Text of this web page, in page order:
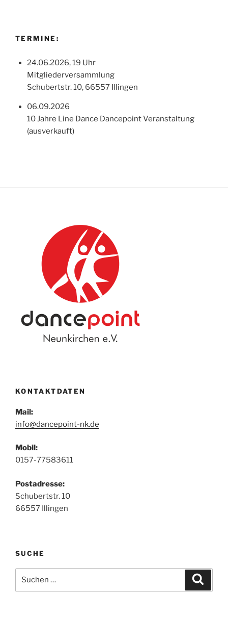
TERMINE:
24.06.2026, 19 Uhr
Mitgliederversammlung
Schubertstr. 10, 66557 Illingen
06.09.2026
10 Jahre Line Dance Dancepoint Veranstaltung
(ausverkauft)
KONTAKTDATEN
Mail:
info@dancepoint-nk.de
Mobil:
0157-77583611
Postadresse:
Schubertstr. 10
66557 Illingen
SUCHE
nach: